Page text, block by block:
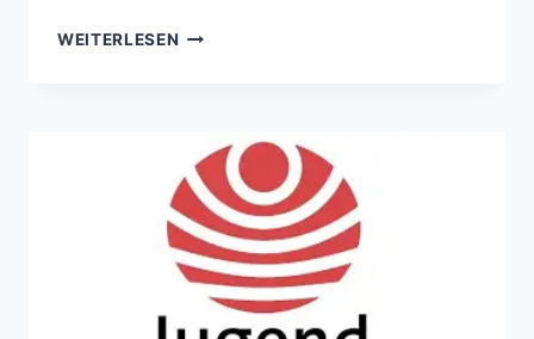
WEITERLESEN JUGEND
WOCHENENDE)